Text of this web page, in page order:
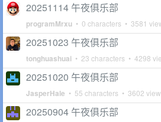
20251114 午夜俱乐部
programMrxu • 0 characters • 3581
20251023 午夜俱乐部
tonghuashuai • 23 characters • 4298
20251020 午夜俱乐部
JasperHale • 55 characters • 3602
20250904 午夜俱乐部